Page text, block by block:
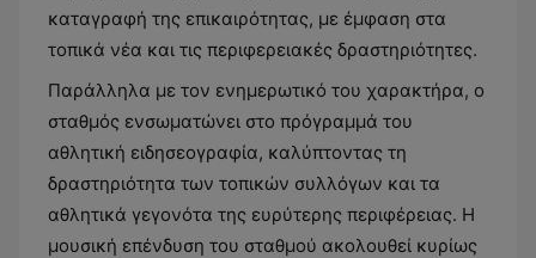
καταγραφή της επικαιρότητας, με έμφαση στα
τοπικά νέα και τις περιφερειακές δραστηριότητες.
Παράλληλα με τον ενημερωτικό του χαρακτήρα, ο
σταθμός ενσωματώνει στο πρόγραμμά του
αθλητική ειδησεογραφία, καλύπτοντας τη
δραστηριότητα των τοπικών συλλόγων και τα
αθλητικά γεγονότα της ευρύτερης περιφέρειας. Η
μουσική επένδυση του σταθμού ακολουθεί κυρίως